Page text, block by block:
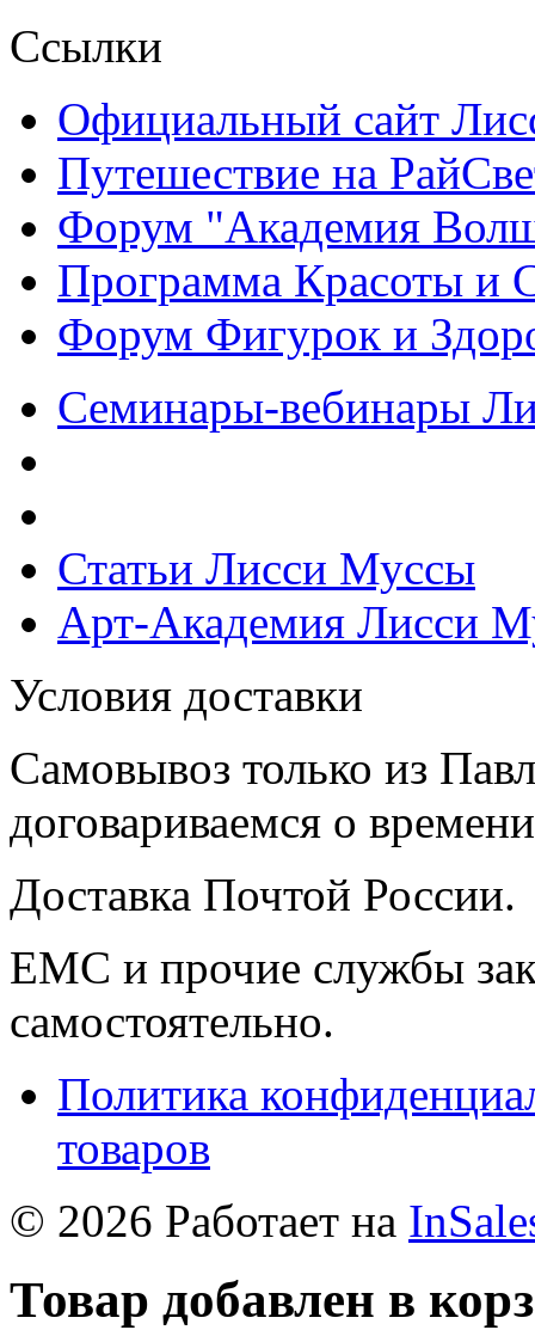
Ссылки
Официальный сайт
Путешествие на
Форум "Академия
Программа Красоты и
Форум Фигурок и
Семинары-вебинары
Статьи Лисси Муссы
Арт-Академия Лисси
Условия доставки
Самовывоз только из
договариваемся о
Доставка Почтой России.
ЕМС и прочие службы
самостоятельно.
Политика
товаров
© 2026 Работает на
Товар добавлен в